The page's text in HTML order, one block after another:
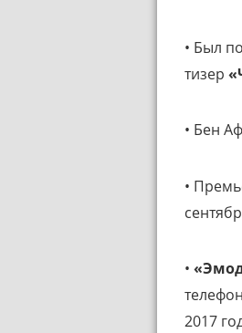
• Был
тизер
• Бен
•
•
2017